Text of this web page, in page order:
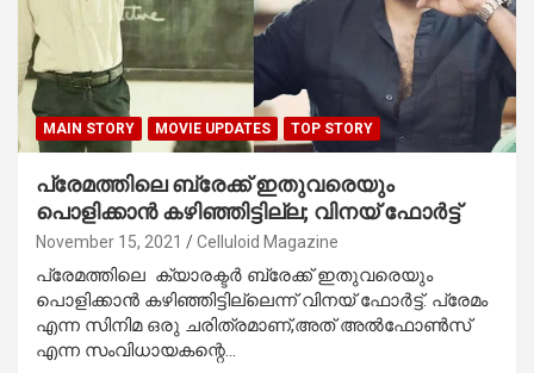
MAIN STORY MOVIE UPDATES TOP STORY
പ്രേമത്തിലെ ബ്രേക്ക് ഇതുവരെയും
പൊളിക്കാന്‍ കഴിഞ്ഞിട്ടില്ല; വിനയ് ഫോര്‍ട്ട്
November 15, 2021 Celluloid Magazine
പ്രേമത്തിലെ ക്യാരക്ടര്‍ ബ്രേക്ക് ഇതുവരെയും
പൊളിക്കാന്‍ കഴിഞ്ഞിട്ടില്ലെന്ന് വിനയ് ഫോര്‍ട്ട്. പ്രേമം
എന്ന സിനിമ ഒരു ചരിത്രമാണ്,അത് അല്‍ഫോണ്‍സ്
എന്ന സംവിധായകന്റെ…